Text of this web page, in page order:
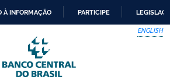
PARA
O
CONTEÚDO
À INFORMAÇÃO PARTICIPE
ENGLISH